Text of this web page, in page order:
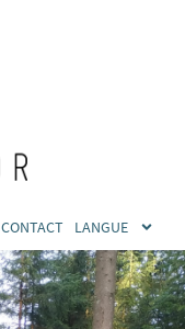
CONTACT LANGUE